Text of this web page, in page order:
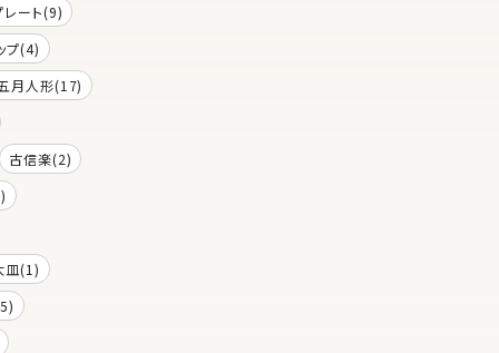
レート(9)
プ(4)
月人形(17)
古信楽(2)
皿(1)